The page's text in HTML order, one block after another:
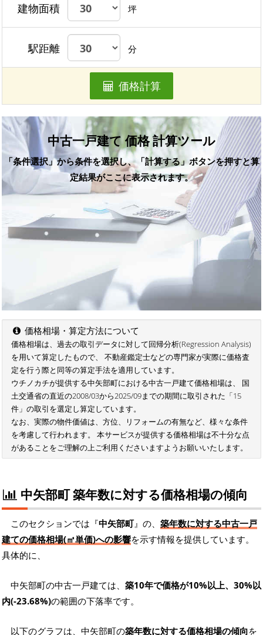
建物面積 坪
駅距離 分
価格計算
中古一戸建て 価格 計算ツール
「条件選択」から条件を選択し、「計算する」ボタンを押すと算
定結果がここに表示されます。
価格相場・算定方法について
価格相場は、過去の取引データに対して回帰分析(Regression Analysis)
を用いて算定したもので、 不動産鑑定士などの専門家が実際に価格査
定を行う際と同等の算定手法を適用しています。
ウチノカチが提供する中矢部町における中古一戸建て価格相場は、 国
土交通省の直近の2008/03から2025/09までの期間に取引された「15
件」の取引を選定し算定しています。
なお、実際の物件価値は、方位、リフォームの有無など、様々な条件
を考慮して行われます。 本サービスが提供する価格相場は不十分な点
があることをご理解の上ご利用くださいますようお願いいたします。
中矢部町 築年数に対する価格相場の傾向
このセクションでは『中矢部町』の、 築年数に対する中古一戸
建ての価格相場(㎡単価)への影響を示す情報を提供しています。
具体的に、
中矢部町の中古一戸建ては、 築10年で価格が10%以上、30%以
内(-23.68%)の範囲の下落率です。
以下のグラフは、中矢部町の築年数に対する価格相場の傾向を